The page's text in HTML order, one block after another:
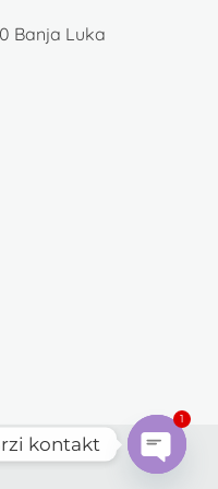
Banja Luka
kontakt
1